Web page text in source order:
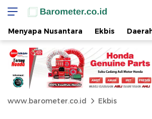
Menyapa Nusantara Ekbis
www.barometer.co.id Ekbis